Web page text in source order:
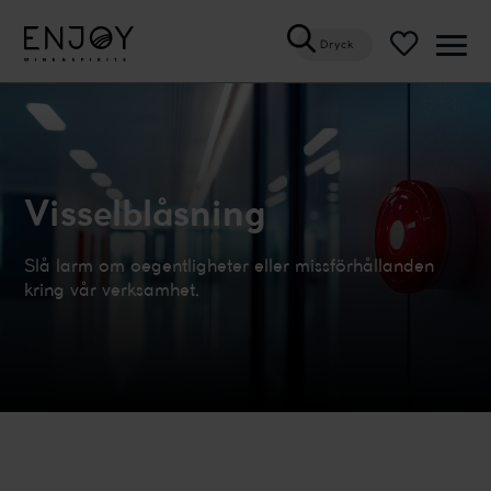
Dryck
Visselblåsning
Slå larm om oegentligheter eller missförhållanden
kring vår verksamhet.